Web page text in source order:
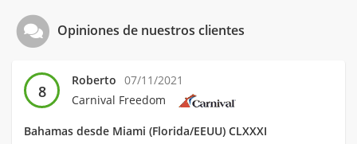
Opiniones de nuestros clientes
8
Roberto 07/11/2021
Carnival Freedom
Bahamas desde Miami (Florida/EEUU) CLXXXI